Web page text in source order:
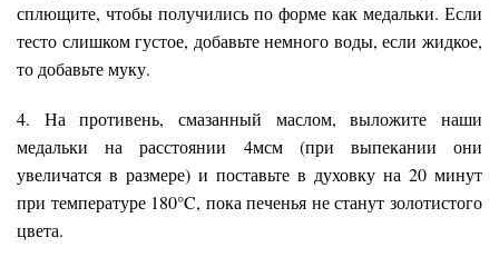
сплющите, чтобы получились по форме как медальки. Если
тесто слишком густое, добавьте немного воды, если жидкое,
то добавьте муку.
4. На противень, смазанный маслом, выложите наши
медальки на расстоянии 4мсм (при выпекании они
увеличатся в размере) и поставьте в духовку на 20 минут
при температуре 180°C, пока печенья не станут золотистого
цвета.